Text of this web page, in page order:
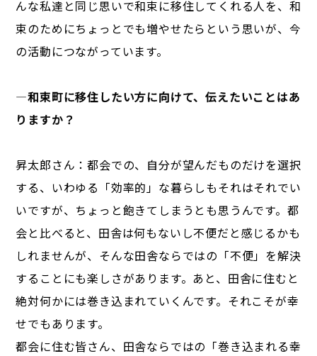
んな私達と同じ思いで和束に移住してくれる人を、和
束のためにちょっとでも増やせたらという思いが、今
の活動につながっています。
―和束町に移住したい方に向けて、伝えたいことはあ
りますか？
昇太郎さん：都会での、自分が望んだものだけを選択
する、いわゆる「効率的」な暮らしもそれはそれでい
いですが、ちょっと飽きてしまうとも思うんです。都
会と比べると、田舎は何もないし不便だと感じるかも
しれませんが、そんな田舎ならではの「不便」を解決
することにも楽しさがあります。あと、田舎に住むと
絶対何かには巻き込まれていくんです。それこそが幸
せでもあります。
都会に住む皆さん、田舎ならではの「巻き込まれる幸